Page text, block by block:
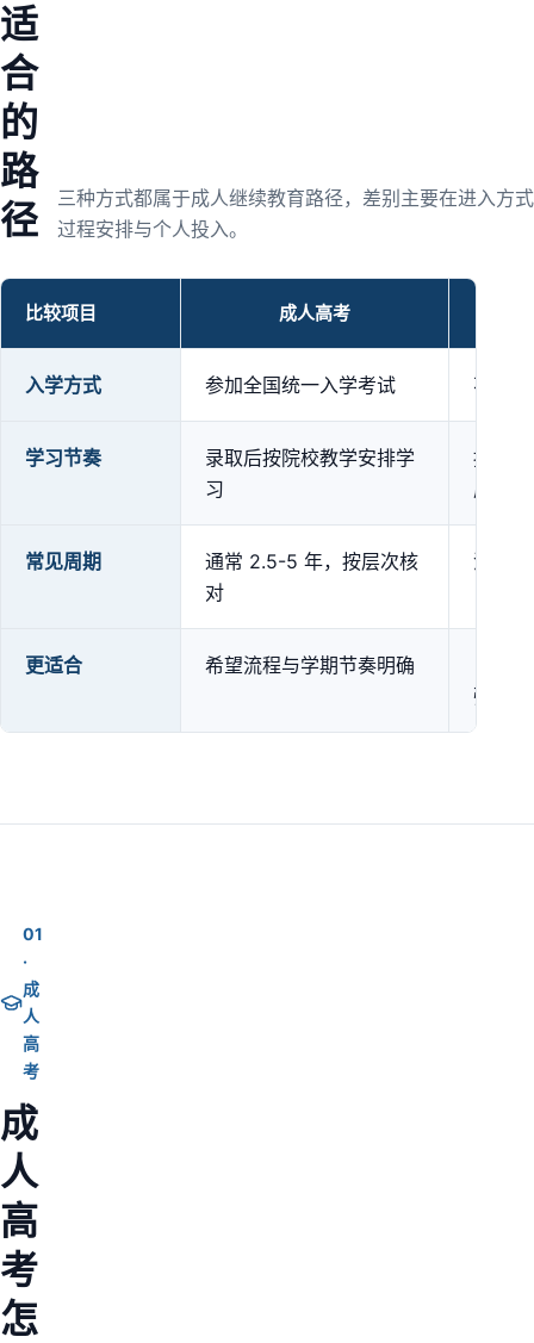
适
合
的
路
径
三种方式都属于成人继续教育路径，差别主要在进入方
过程安排与个人投入。
比较项目 成人高考
入学方式 参加全国统一入学考试 不设
学习节奏
录取后按院校教学安排学
习
按专
成
常见周期
通常 2.5-5 年，按层次核
对
没有
更适合 希望流程与学期节奏明确
强
01
·
成
人
高
考
成
人
高
考
怎